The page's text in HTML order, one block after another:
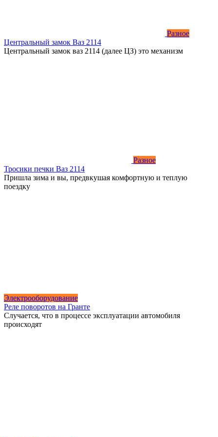
Разное
Центральный замок Ваз 2114
Центральный замок ваз 2114 (далее ЦЗ) это механизм
Разное
Тросики печки Ваз 2114
Пришла зима и вы, предвкушая комфортную и теплую
поездку
Электрооборудование
Реле поворотов на Гранте
Случается, что в процессе эксплуатации автомобиля
происходят